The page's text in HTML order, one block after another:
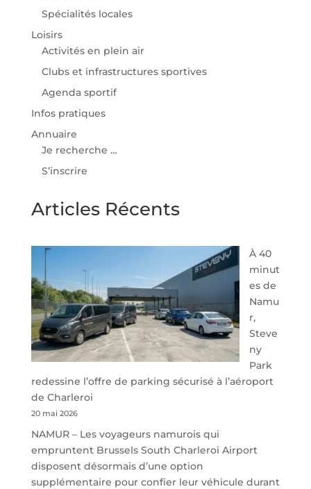
Spécialités locales
Loisirs
Activités en plein air
Clubs et infrastructures sportives
Agenda sportif
Infos pratiques
Annuaire
Je recherche …
S’inscrire
Articles Récents
À 40
minut
es de
Namu
r,
Steve
ny
Park
redessine l’offre de parking sécurisé à l’aéroport
de Charleroi
20 mai 2026
NAMUR – Les voyageurs namurois qui
empruntent Brussels South Charleroi Airport
disposent désormais d’une option
supplémentaire pour confier leur véhicule durant